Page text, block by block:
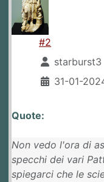
#2
starburst3
31-01-
Quote:
Non vedo l'ora di
specchi dei vari
spiegarci che le